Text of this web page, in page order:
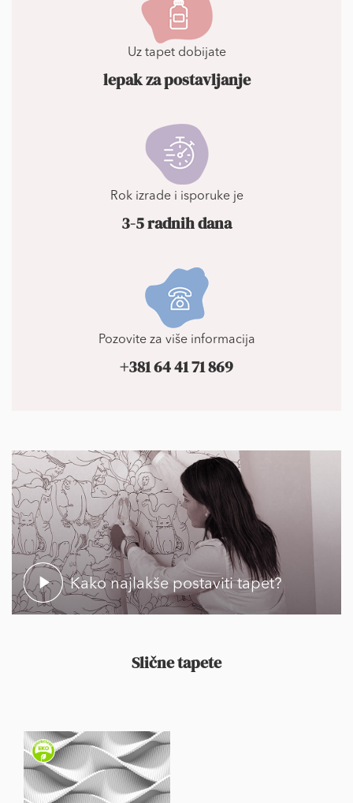
Uz tapet dobijate
lepak za postavljanje
Rok izrade i isporuke je
3-5 radnih dana
Pozovite za više informacija
+381 64 41 71 869
Kako najlakše postaviti tapet?
Slične tapete